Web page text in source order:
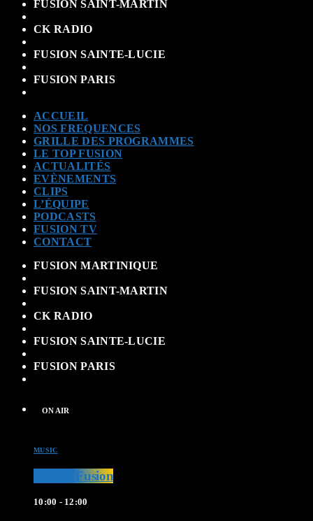
FUSION SAINT-MARTIN
CK RADIO
FUSION SAINTE-LUCIE
FUSION PARIS
ACCUEIL
NOS FREQUENCES
GRILLE DES PROGRAMMES
LE TOP FUSION
ACTUALITÉS
EVÈNEMENTS
CLIPS
L’ÉQUIPE
PODCASTS
FUSION TV
CONTACT
FUSION MARTINIQUE
FUSION SAINT-MARTIN
CK RADIO
FUSION SAINTE-LUCIE
FUSION PARIS
ON AIR
MUSIC
Le Top Fusion
10:00 - 12:00